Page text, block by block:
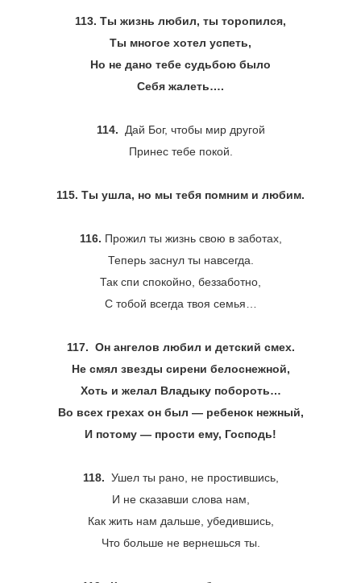
113. Ты жизнь любил, ты торопился,
Ты многое хотел успеть,
Но не дано тебе судьбою было
Себя жалеть….
114. Дай Бог, чтобы мир другой
Принес тебе покой.
115. Ты ушла, но мы тебя помним и любим.
116. Прожил ты жизнь свою в заботах,
Теперь заснул ты навсегда.
Так спи спокойно, беззаботно,
С тобой всегда твоя семья…
117. Он ангелов любил и детский смех.
Не смял звезды сирени белоснежной,
Хоть и желал Владыку побороть…
Во всех грехах он был ― ребенок нежный,
И потому ― прости ему, Господь!
118. Ушел ты рано, не простившись,
И не сказавши слова нам,
Как жить нам дальше, убедившись,
Что больше не вернешься ты.